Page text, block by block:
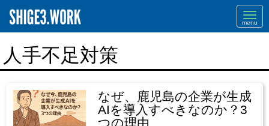
人手不足対策
なぜ、鹿児島の企業が生成
AIを導入すべきなのか？3
つの理由